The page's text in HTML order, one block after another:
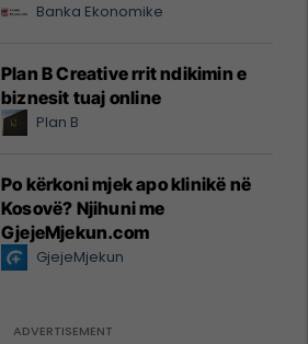
Banka Ekonomike
Plan B Creative rrit ndikimin e
biznesit tuaj online
Plan B
Po kërkoni mjek apo klinikë në
Kosovë? Njihuni me
GjejeMjekun.com
GjejeMjekun